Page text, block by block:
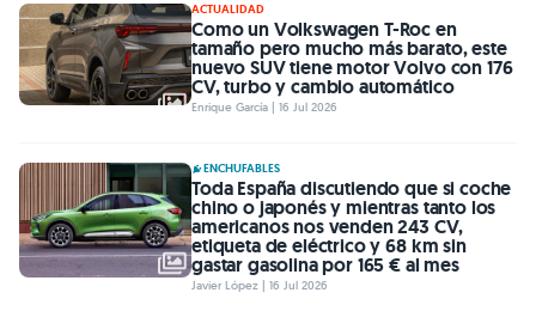
ACTUALIDAD
Como un Volkswagen T-Roc en
tamaño pero mucho más barato, este
nuevo SUV tiene motor Volvo con 176
CV, turbo y cambio automático
Enrique García | 16 Jul 2026
ENCHUFABLES
Toda España discutiendo que si coche
chino o japonés y mientras tanto los
americanos nos venden 243 CV,
etiqueta de eléctrico y 68 km sin
gastar gasolina por 165 € al mes
Javier López | 16 Jul 2026